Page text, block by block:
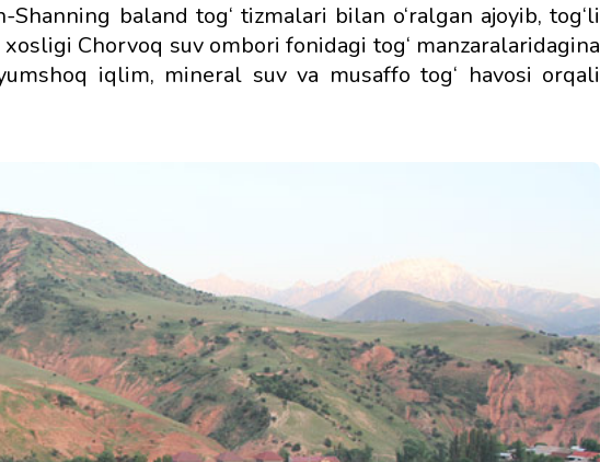
Shanning baland tog‘ tizmalari bilan o‘ralgan ajoyib, tog‘li
Chorvoq suv ombori fonidagi tog‘ manzaralaridagina
iqlim, mineral suv va musaffo tog‘ havosi orqali